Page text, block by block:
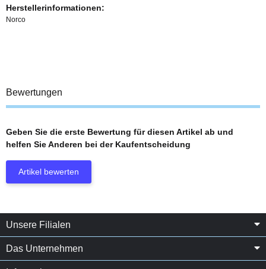
Herstellerinformationen:
Norco
Bewertungen
Geben Sie die erste Bewertung für diesen Artikel ab und
helfen Sie Anderen bei der Kaufentscheidung
Artikel bewerten
Unsere Filialen
Das Unternehmen